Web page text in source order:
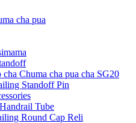
cha pua
Chuma cha pua cha SG20
Standoff Pin
Tube
Round Cap Reli